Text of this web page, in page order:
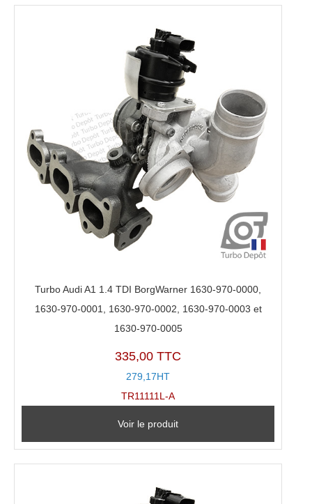
Turbo Audi A1 1.4 TDI BorgWarner 1630-970-0000,
1630-970-0001, 1630-970-0002, 1630-970-0003 et
1630-970-0005
335,00 TTC
279,17HT
TR11111L-A
Voir le produit